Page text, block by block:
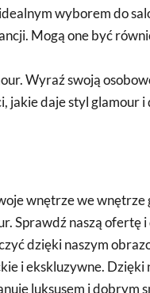
wyborem do
Mogą one być
Wyraź swoją
jakie daje styl glamour
wnętrze we wnętrze
Sprawdź naszą ofertę
dzięki naszym
i ekskluzywne. Dzięki
luksusem i dobrym